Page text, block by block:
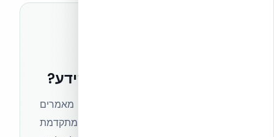
רוצים להישאר בחזית הידע?
הצטרפו לניוזלטר של אקובילד וקבלו מאמרים
מקצועיים, חדשות מעולם הבנייה המתקדמת